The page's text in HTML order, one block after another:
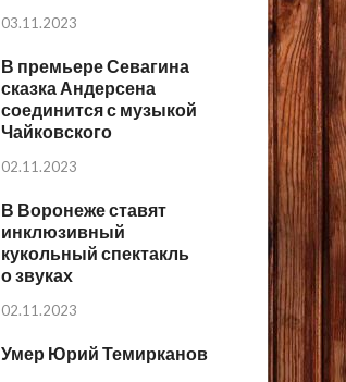
03.11.2023
В премьере Севагина
сказка Андерсена
соединится с музыкой
Чайковского
02.11.2023
В Воронеже ставят
инклюзивный
кукольный спектакль
о звуках
02.11.2023
Умер Юрий Темирканов